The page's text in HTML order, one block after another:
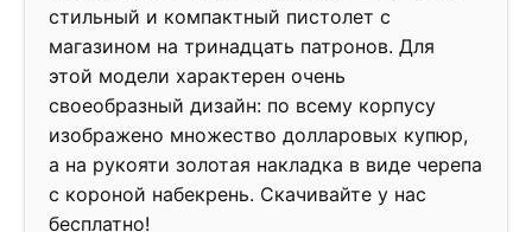
стильный и компактный пистолет с
магазином на тринадцать патронов. Для
этой модели характерен очень
своеобразный дизайн: по всему корпусу
изображено множество долларовых купюр,
а на рукояти золотая накладка в виде черепа
с короной набекрень. Скачивайте у нас
бесплатно!